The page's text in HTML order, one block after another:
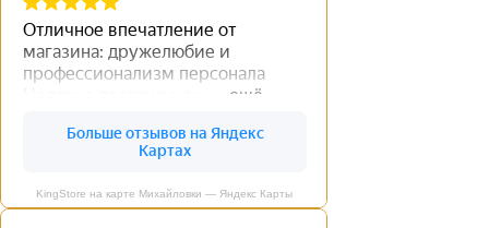
KingStore на карте Михайловки — Яндекс Карты